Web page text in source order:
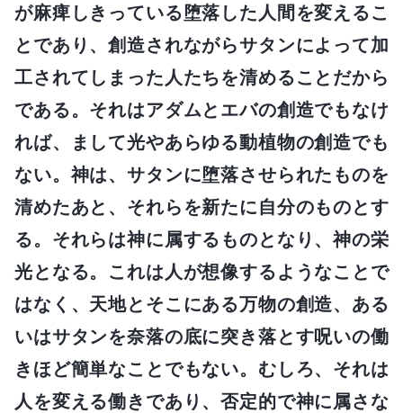
が麻痺しきっている堕落した人間を変えるこ
とであり、創造されながらサタンによって加
工されてしまった人たちを清めることだから
である。それはアダムとエバの創造でもなけ
れば、まして光やあらゆる動植物の創造でも
ない。神は、サタンに堕落させられたものを
清めたあと、それらを新たに自分のものとす
る。それらは神に属するものとなり、神の栄
光となる。これは人が想像するようなことで
はなく、天地とそこにある万物の創造、ある
いはサタンを奈落の底に突き落とす呪いの働
きほど簡単なことでもない。むしろ、それは
人を変える働きであり、否定的で神に属さな